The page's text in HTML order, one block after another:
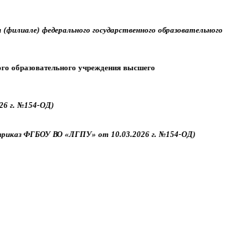
федерального государственного образовательного
образовательного учреждения высшего
г. №154-ОД)
ФГБОУ ВО «ЛГПУ» от 10.03.2026 г. №154-ОД)